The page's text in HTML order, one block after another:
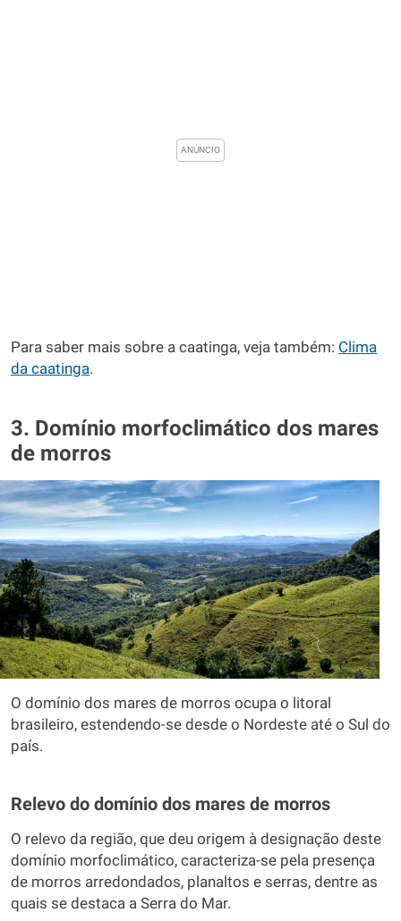
Para saber mais sobre a caatinga, veja também: Clima
da caatinga.
3. Domínio morfoclimático dos mares
de morros
O domínio dos mares de morros ocupa o litoral
brasileiro, estendendo-se desde o Nordeste até o Sul do
país.
Relevo do domínio dos mares de morros
O relevo da região, que deu origem à designação deste
domínio morfoclimático, caracteriza-se pela presença
de morros arredondados, planaltos e serras, dentre as
quais se destaca a Serra do Mar.